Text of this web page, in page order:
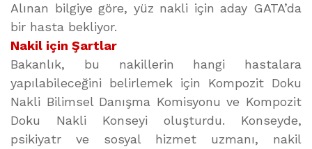
Alınan bilgiye göre, yüz nakli için aday GATA’da
bir hasta bekliyor.
Nakil için Şartlar
Bakanlık, bu nakillerin hangi hastalara
yapılabileceğini belirlemek için Kompozit Doku
Nakli Bilimsel Danışma Komisyonu ve Kompozit
Doku Nakli Konseyi oluşturdu. Konseyde,
psikiyatr ve sosyal hizmet uzmanı, nakil